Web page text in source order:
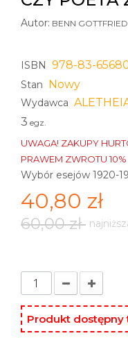
Autor: BENN GOTTFRIED
ISBN 978-83-
Stan Nowy
Wydawca
3 egz.
UWAGA! ZAKUPY
PRAWEM ZWROTU 10%
Wybór esejów 1920-
40,80 zł
60,00 zł
Produkt dostępny